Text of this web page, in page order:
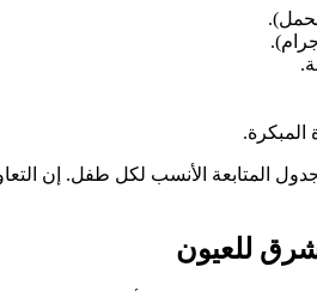
جدول المتابعة الأنسب لكل طفل. إن
للعيون